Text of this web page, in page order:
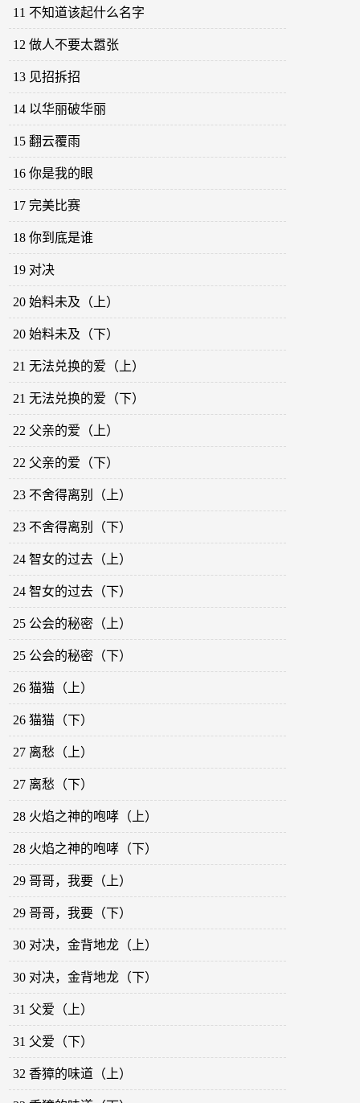
11 不知道该起什么名字
12 做人不要太嚣张
13 见招拆招
14 以华丽破华丽
15 翻云覆雨
16 你是我的眼
17 完美比赛
18 你到底是谁
19 对决
20 始料未及（上）
20 始料未及（下）
21 无法兑换的爱（上）
21 无法兑换的爱（下）
22 父亲的爱（上）
22 父亲的爱（下）
23 不舍得离别（上）
23 不舍得离别（下）
24 智女的过去（上）
24 智女的过去（下）
25 公会的秘密（上）
25 公会的秘密（下）
26 猫猫（上）
26 猫猫（下）
27 离愁（上）
27 离愁（下）
28 火焰之神的咆哮（上）
28 火焰之神的咆哮（下）
29 哥哥，我要（上）
29 哥哥，我要（下）
30 对决，金背地龙（上）
30 对决，金背地龙（下）
31 父爱（上）
31 父爱（下）
32 香獐的味道（上）